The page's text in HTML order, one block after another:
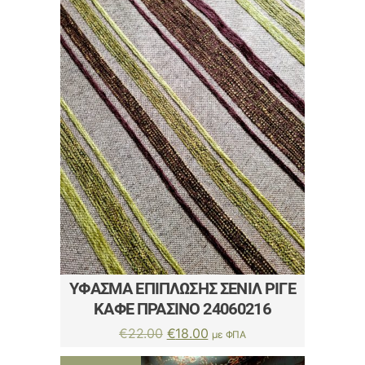
ΎΦΑΣΜΑ ΕΠΊΠΛΩΣΗΣ ΣΕΝΊΛ ΡΙΓΈ
ΚΑΦΈ ΠΡΆΣΙΝΟ 24060216
€22.00 Original
€18.00Ημε ΦΠΑ